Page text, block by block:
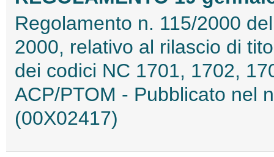
Regolamento n. 115/2000
2000, relativo al rilascio di
dei codici NC 1701, 1702,
ACP/PTOM - Pubblicato nel
(00X02417)